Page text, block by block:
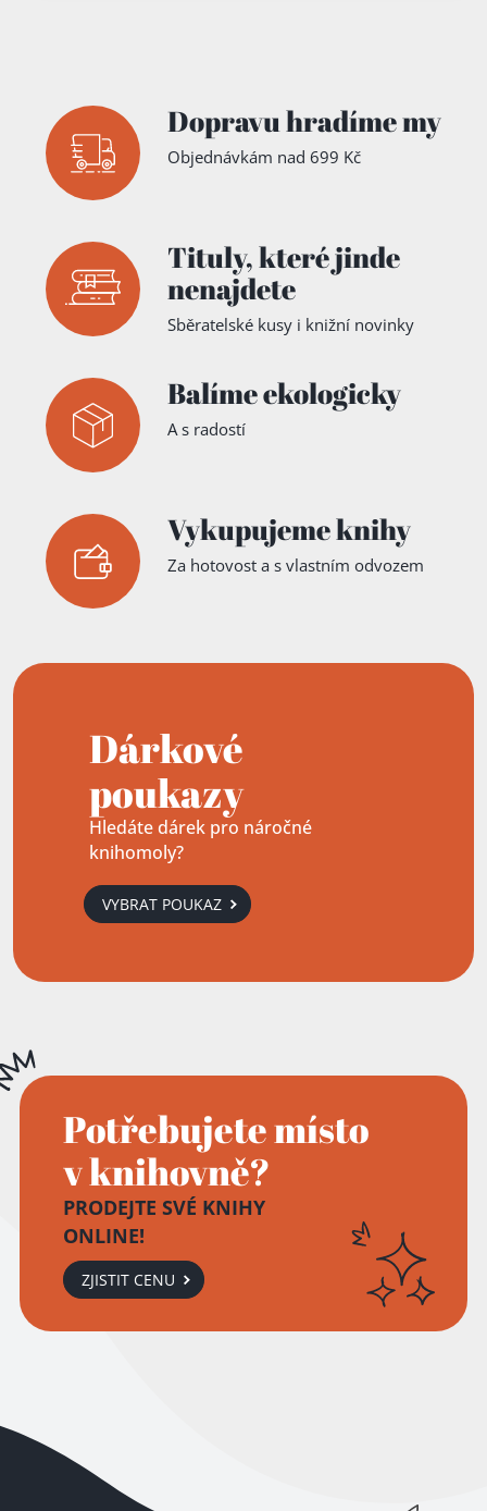
Dopravu hradíme my
Objednávkám nad 699 Kč
Tituly,které jinde
nenajdete
Sběratelské kusy i knižní novinky
Balíme ekologicky
A s radostí
Vykupujeme knihy
Za hotovost a s vlastním odvozem
Dárkové
poukazy
Hledáte dárek pro náročné
knihomoly?
VYBRAT POUKAZ
Potřebujete místo
v knihovně?
PRODEJTE SVÉ KNIHY
ONLINE!
ZJISTIT CENU